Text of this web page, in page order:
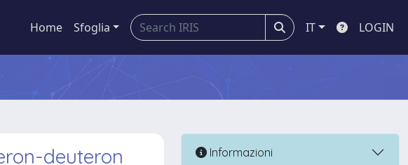
Home Sfoglia IT LOGIN
deuteron
Informazioni